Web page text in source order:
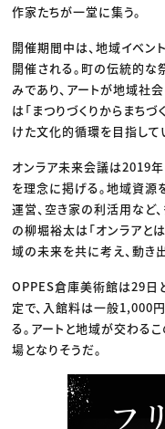
作家たちが一堂に集う。
開催期間中は、地域イベン
開催される。町の伝統的な
みであり、アートが地域社
は「まつりづくりからまち
けた文化的循環を目指して
オンラア未来会議は2019年
を理念に掲げる。地域資源
運営、空き家の利活用など
の柳堀裕太は「オンラアと
域の未来を共に考え、動き
OPPES倉庫美術館は29日
定で、入館料は一般1,000
る。アートと地域が交わる
場となりそうだ。